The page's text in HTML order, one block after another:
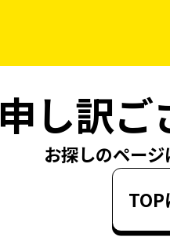
申し訳ご
お探しのペー
TOP